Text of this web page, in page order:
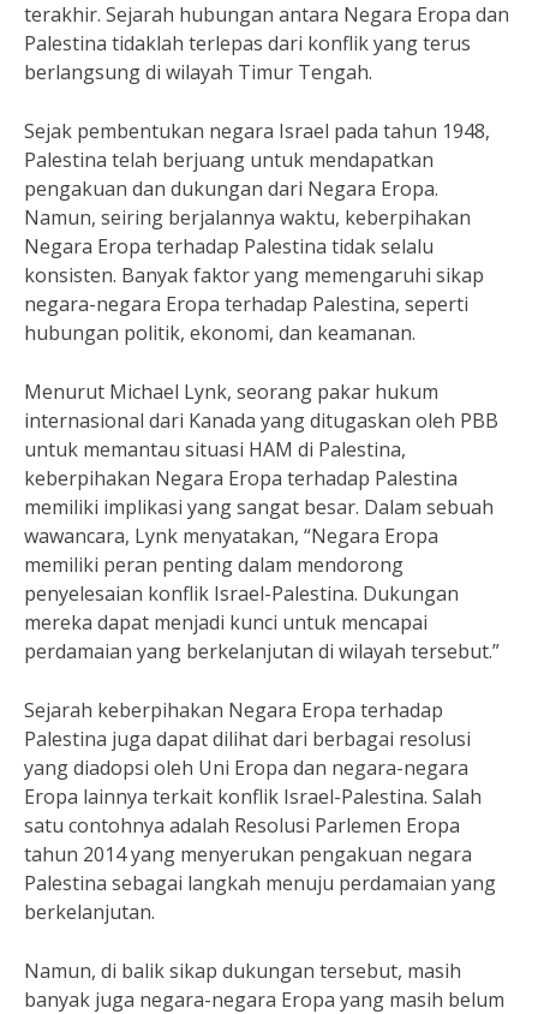
terakhir. Sejarah hubungan antara Negara Eropa dan
Palestina tidaklah terlepas dari konflik yang terus
berlangsung di wilayah Timur Tengah.
Sejak pembentukan negara Israel pada tahun 1948,
Palestina telah berjuang untuk mendapatkan
pengakuan dan dukungan dari Negara Eropa.
Namun, seiring berjalannya waktu, keberpihakan
Negara Eropa terhadap Palestina tidak selalu
konsisten. Banyak faktor yang memengaruhi sikap
negara-negara Eropa terhadap Palestina, seperti
hubungan politik, ekonomi, dan keamanan.
Menurut Michael Lynk, seorang pakar hukum
internasional dari Kanada yang ditugaskan oleh PBB
untuk memantau situasi HAM di Palestina,
keberpihakan Negara Eropa terhadap Palestina
memiliki implikasi yang sangat besar. Dalam sebuah
wawancara, Lynk menyatakan, “Negara Eropa
memiliki peran penting dalam mendorong
penyelesaian konflik Israel-Palestina. Dukungan
mereka dapat menjadi kunci untuk mencapai
perdamaian yang berkelanjutan di wilayah tersebut.”
Sejarah keberpihakan Negara Eropa terhadap
Palestina juga dapat dilihat dari berbagai resolusi
yang diadopsi oleh Uni Eropa dan negara-negara
Eropa lainnya terkait konflik Israel-Palestina. Salah
satu contohnya adalah Resolusi Parlemen Eropa
tahun 2014 yang menyerukan pengakuan negara
Palestina sebagai langkah menuju perdamaian yang
berkelanjutan.
Namun, di balik sikap dukungan tersebut, masih
banyak juga negara-negara Eropa yang masih belum